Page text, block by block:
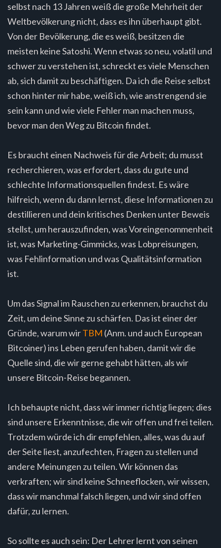
selbst nach 13 Jahren weiß die große Mehrheit der
Weltbevölkerung nicht, dass es ihn überhaupt gibt.
Von der Bevölkerung, die es weiß, besitzen die
meisten keine Satoshi. Wenn etwas so neu, volatil und
schwer zu verstehen ist, schreckt es viele Menschen
ab, sich damit zu beschäftigen. Da ich die Reise selbst
schon hinter mir habe, weiß ich, wie anstrengend sie
sein kann und wie viele Fehler man machen muss,
bevor man den Weg zu Bitcoin findet.
Es braucht einen Nachweis für die Arbeit; du musst
recherchieren, was erfordert, dass du gute und
schlechte Informationsquellen findest. Es wäre
hilfreich, wenn du dann lernst, diese Informationen zu
destillieren und dein kritisches Denken unter Beweis
stellst, um herauszufinden, was Voreingenommenheit
ist, was Marketing-Gimmicks, was Lobpreisungen,
was Fehlinformation und was Qualitätsinformation
ist.
Um das Signal im Rauschen zu erkennen, brauchst du
Zeit, um deine Sinne zu schärfen. Das ist einer der
Gründe, warum wirTBM (Anm. und auch European
Bitcoiner) ins Leben gerufen haben, damit wir die
Quelle sind, die wir gerne gehabt hätten, als wir
unsere Bitcoin-Reise begannen.
Ich behaupte nicht, dass wir immer richtig liegen; dies
sind unsere Erkenntnisse, die wir offen und frei teilen.
Trotzdem würde ich dir empfehlen, alles, was du auf
der Seite liest, anzufechten, Fragen zu stellen und
andere Meinungen zu teilen. Wir können das
verkraften; wir sind keine Schneeflocken, wir wissen,
dass wir manchmal falsch liegen, und wir sind offen
dafür, zu lernen.
So sollte es auch sein: Der Lehrer lernt von seinen